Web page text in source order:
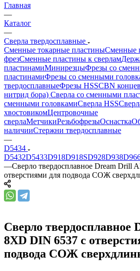
Главная
—
Каталог
—
Сверла твердосплавные
Сменные токарные пластиныСменные
фрезСменные пластины к сверлам
пластинамиМинирезцыФрезы со
пластинамиФрезы со сменными
твердосплавныеФрезы HSSCBN
нитрид бора) Сверла со сменными
сменными головкамиСверла HSS
хвостовикомЦентровочные
сверлаМетчикиРезьбофрезыОснастка
наличииСтержни твердосплавные
—
D5434
D5432D5433D918D918SD928D938
—Сверло твердосплавное Dream Drill
отверстиями для подвода СОЖ
Сверло
8XD DIN 6537 с
подвода СОЖ